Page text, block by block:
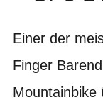
Einer der
Finger
Mountainbike